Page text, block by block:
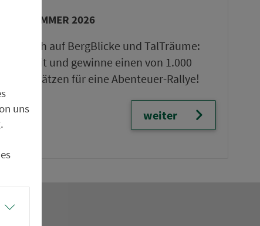
VGN-SOMMER 2026
Freu dich auf BergBlicke und TalTräume:
Mach mit und gewinne einen von 1.000
Team-Plätzen für eine Abenteuer-Rallye!
weiter
uns